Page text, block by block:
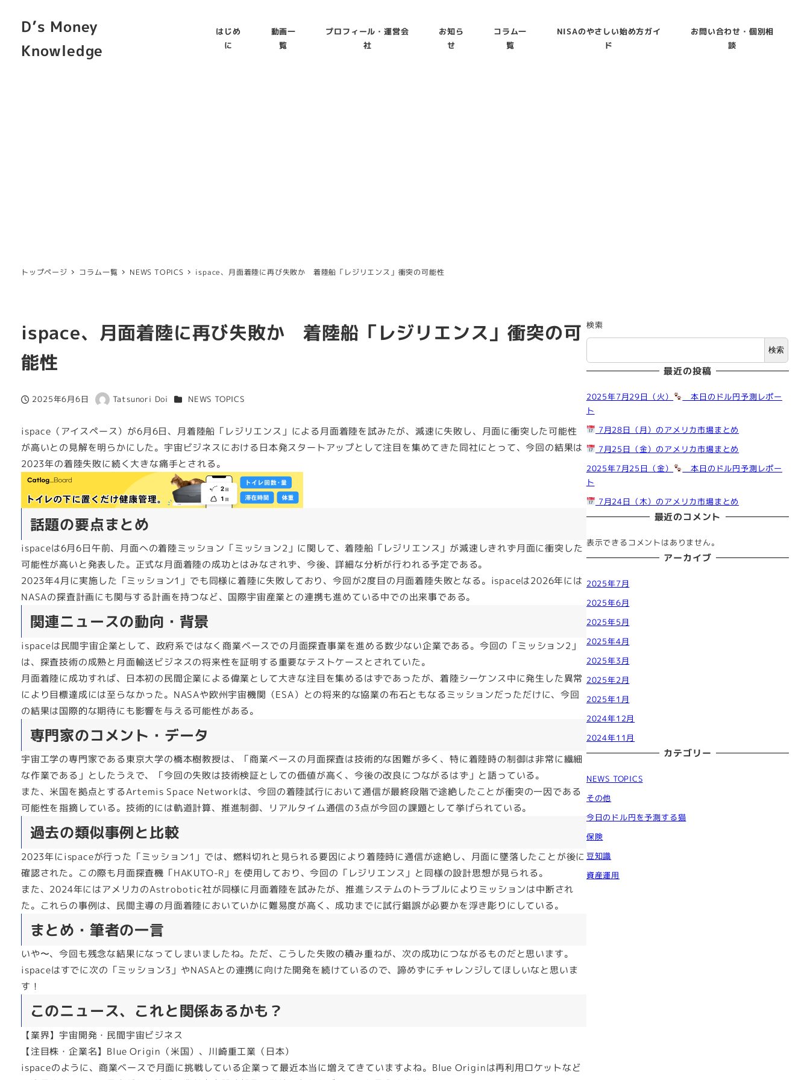
D’s Money
Knowledge
はじめ
に
動画一
覧
プロフィール・運営会
社
お知ら
せ
コラム一
覧
NISAのやさしい始め方ガイ
ド
お問い合わせ・個別相
談
トップページ コラム一覧 NEWS TOPICS ispace、月面着陸に再び失敗か 着陸船「レジリエンス」衝突の可能性
ispace、月面着陸に再び失敗か 着陸船「レジリエンス」衝突の可
能性
投稿日
2025年6月6日
著
Tatsunori Doi カテゴリー
NEWS TOPICS
ispace（アイスペース）が6月6日、月着陸船「レジリエンス」による月面着陸を試みたが、減速に失敗し、月面に衝突した可能性
が高いとの見解を明らかにした。宇宙ビジネスにおける日本発スタートアップとして注目を集めてきた同社にとって、今回の結果は
2023年の着陸失敗に続く大きな痛手とされる。
話題の要点まとめ
ispaceは6月6日午前、月面への着陸ミッション「ミッション2」に関して、着陸船「レジリエンス」が減速しきれず月面に衝突した
可能性が高いと発表した。正式な月面着陸の成功とはみなされず、今後、詳細な分析が行われる予定である。
2023年4月に実施した「ミッション1」でも同様に着陸に失敗しており、今回が2度目の月面着陸失敗となる。ispaceは2026年には
NASAの探査計画にも関与する計画を持つなど、国際宇宙産業との連携も進めている中での出来事である。
関連ニュースの動向・背景
ispaceは民間宇宙企業として、政府系ではなく商業ベースでの月面探査事業を進める数少ない企業である。今回の「ミッション2」
は、探査技術の成熟と月面輸送ビジネスの将来性を証明する重要なテストケースとされていた。
月面着陸に成功すれば、日本初の民間企業による偉業として大きな注目を集めるはずであったが、着陸シーケンス中に発生した異常
により目標達成には至らなかった。NASAや欧州宇宙機関（ESA）との将来的な協業の布石ともなるミッションだっただけに、今回
の結果は国際的な期待にも影響を与える可能性がある。
専門家のコメント・データ
宇宙工学の専門家である東京大学の橋本樹教授は、「商業ベースの月面探査は技術的な困難が多く、特に着陸時の制御は非常に繊細
な作業である」としたうえで、「今回の失敗は技術検証としての価値が高く、今後の改良につながるはず」と語っている。
また、米国を拠点とするArtemis Space Networkは、今回の着陸試行において通信が最終段階で途絶したことが衝突の一因である
可能性を指摘している。技術的には軌道計算、推進制御、リアルタイム通信の3点が今回の課題として挙げられている。
過去の類似事例と比較
2023年にispaceが行った「ミッション1」では、燃料切れと見られる要因により着陸時に通信が途絶し、月面に墜落したことが後に
確認された。この際も月面探査機「HAKUTO-R」を使用しており、今回の「レジリエンス」と同様の設計思想が見られる。
また、2024年にはアメリカのAstrobotic社が同様に月面着陸を試みたが、推進システムのトラブルによりミッションは中断され
た。これらの事例は、民間主導の月面着陸においていかに難易度が高く、成功までに試行錯誤が必要かを浮き彫りにしている。
まとめ・筆者の一言
いや〜、今回も残念な結果になってしまいましたね。ただ、こうした失敗の積み重ねが、次の成功につながるものだと思います。
ispaceはすでに次の「ミッション3」やNASAとの連携に向けた開発を続けているので、諦めずにチャレンジしてほしいなと思いま
す！
このニュース、これと関係あるかも？
【業界】宇宙開発・民間宇宙ビジネス
【注目株・企業名】Blue Origin（米国）、川崎重工業（日本）
ispaceのように、商業ベースで月面に挑戦している企業って最近本当に増えてきていますよね。Blue Originは再利用ロケットなど
検索
検索
最近の投稿
2025年7月29日（火）
本日のドル円予測レポー
ト
7月28日（月）のアメリカ市場まとめ
7月25日（金）のアメリカ市場まとめ
2025年7月25日（金）
本日のドル円予測レポー
ト
7月24日（木）のアメリカ市場まとめ
最近のコメント
表示できるコメントはありません。
アーカイブ
2025年7月
2025年6月
2025年5月
2025年4月
2025年3月
2025年2月
2025年1月
2024年12月
2024年11月
カテゴリー
NEWS TOPICS
その他
今日のドル円を予測する猫
保険
豆知識
資産運用